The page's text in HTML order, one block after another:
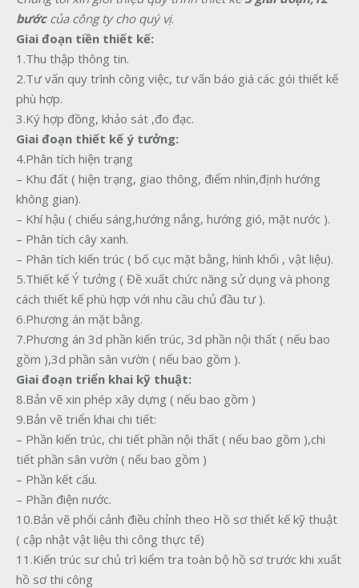
bước của công ty cho quý vị.
Giai đoạn tiền thiết kế:
1.Thu thập thông tin.
2.Tư vấn quy trình công việc, tư vấn báo giá các gói thiết kế
phù hợp.
3.Ký hợp đồng, khảo sát ,đo đạc.
Giai đoạn thiết kế ý tưởng:
4.Phân tích hiện trạng
– Khu đất ( hiện trạng, giao thông, điểm nhìn,định hướng
không gian).
– Khí hậu ( chiếu sáng,hướng nắng, hướng gió, mặt nước ).
– Phân tích cây xanh.
– Phân tích kiến trúc ( bố cục mặt bằng, hình khối , vật liệu).
5.Thiết kế Ý tưởng ( Đề xuất chức năng sử dụng và phong
cách thiết kế phù hợp với nhu cầu chủ đầu tư ).
6.Phương án mặt bằng.
7.Phương án 3d phần kiến trúc, 3d phần nội thất ( nếu bao
gồm ),3d phần sân vườn ( nếu bao gồm ).
Giai đoạn triển khai kỹ thuật:
8.Bản vẽ xin phép xây dựng ( nếu bao gồm )
9.Bản vẽ triển khai chi tiết:
– Phần kiến trúc, chi tiết phần nội thất ( nếu bao gồm ),chi
tiết phần sân vườn ( nếu bao gồm )
– Phần kết cấu.
– Phần điện nước.
10.Bản vẽ phối cảnh điều chỉnh theo Hồ sơ thiết kế kỹ thuật
( cập nhật vật liệu thi công thực tế)
11.Kiến trúc sư chủ trì kiểm tra toàn bộ hồ sơ trước khi xuất
hồ sơ thi công